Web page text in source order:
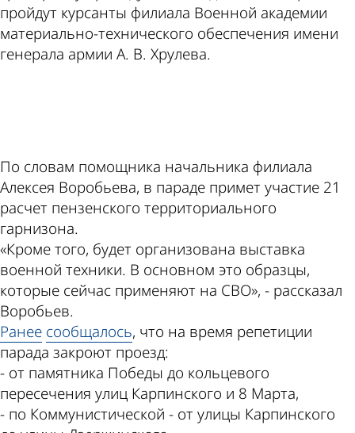
пройдут курсанты филиала Военной академии
материально-технического обеспечения имени
генерала армии А. В. Хрулева.
По словам помощника начальника филиала
Алексея Воробьева, в параде примет участие 21
расчет пензенского территориального
гарнизона.
«Кроме того, будет организована выставка
военной техники. В основном это образцы,
которые сейчас применяют на СВО», - рассказал
Воробьев.
Ранее сообщалось, что на время репетиции
парада закроют проезд:
- от памятника Победы до кольцевого
пересечения улиц Карпинского и 8 Марта,
- по Коммунистической - от улицы Карпинского